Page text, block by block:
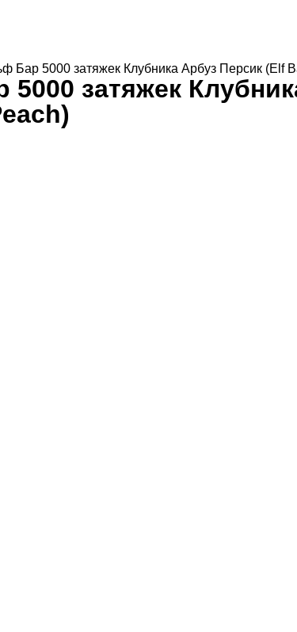
Бар 5000 затяжек Клубника Арбуз Персик (Elf
затяжек